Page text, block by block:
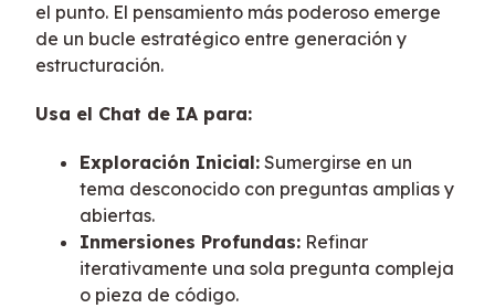
el punto. El pensamiento más poderoso emerge
de un bucle estratégico entre generación y
estructuración.
Usa el Chat de IA para:
Exploración Inicial: Sumergirse en un
tema desconocido con preguntas amplias y
abiertas.
Inmersiones Profundas: Refinar
iterativamente una sola pregunta compleja
o pieza de código.